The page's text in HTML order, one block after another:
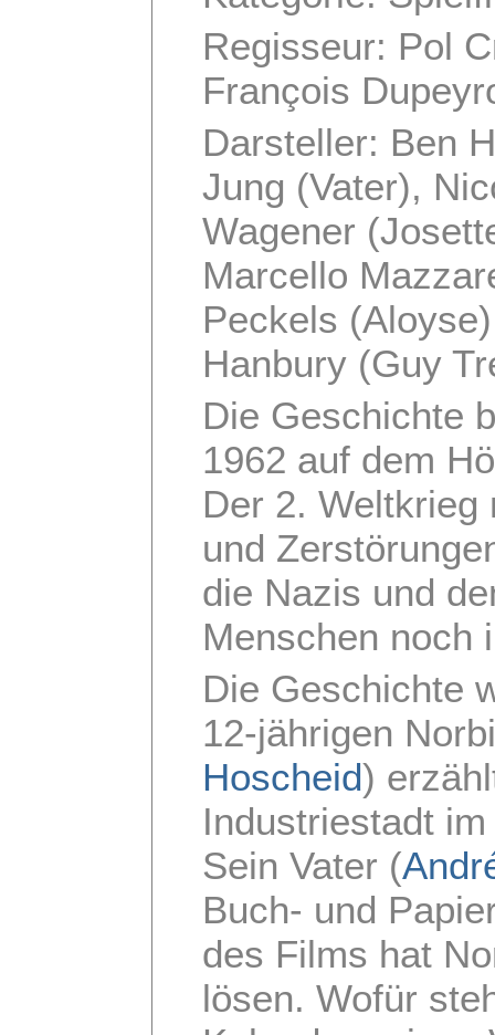
Regisseur: Pol
François
Darsteller: Ben
Jung (Vater),
Wagener
Marcello
Peckels
Hanbury (Guy
Die Geschichte
1962 auf dem
Der 2. Weltkrieg
und
die Nazis und
Menschen noch
Die Geschichte
12-jährigen
Hoscheid)
Industriestadt
Sein Vater (
Buch- und
des Films hat
lösen. Wofür